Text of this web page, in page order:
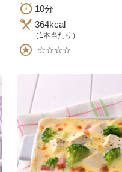
10分
364kcal
（1本当たり）
☆☆☆☆